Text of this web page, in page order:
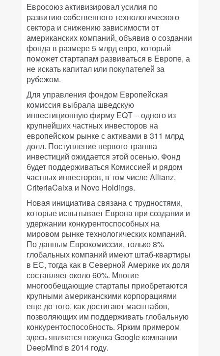
Евросоюз активизировал усилия по
развитию собственного технологического
сектора и снижению зависимости от
американских компаний, объявив о создании
фонда в размере 5 млрд евро, который
поможет стартапам развиваться в Европе, а
не искать капитал или покупателей за
рубежом.
Для управления фондом Европейская
комиссия выбрала шведскую
инвестиционную фирму EQT – одного из
крупнейших частных инвесторов на
европейском рынке с активами в 311 млрд
долл. Поступление первого транша
инвестиций ожидается этой осенью. Фонд
будет поддерживаться Комиссией и рядом
частных инвесторов, в том числе Allianz,
CriteriaCaixa и Novo Holdings.
Новая инициатива связана с трудностями,
которые испытывает Европа при создании и
удержании конкурентоспособных на
мировом рынке технологических компаний.
По данным Еврокомиссии, только 8%
глобальных компаний имеют штаб-квартиры
в ЕС, тогда как в Северной Америке их доля
составляет около 60%. Многие
многообещающие стартапы приобретаются
крупными американскими корпорациями
еще до того, как достигают масштабов,
позволяющих им поддерживать глобальную
конкурентоспособность. Ярким примером
здесь является покупка Google компании
DeepMind в 2014 году.